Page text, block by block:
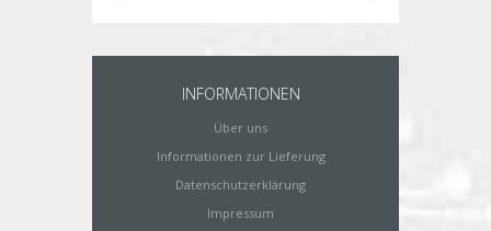
INFORMATIONEN
Über uns
Informationen zur Lieferung
Datenschutzerklärung
Impressum